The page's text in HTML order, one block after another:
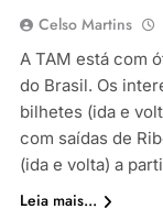
Celso Martins
A TAM está com
do Brasil. Os
bilhetes (ida e
com saídas de
(ida e volta) a
Leia mais...